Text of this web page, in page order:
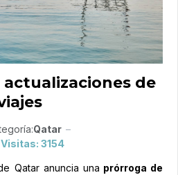
de
Qatar
Visitas: 3154
Qatar anuncia una prórroga de